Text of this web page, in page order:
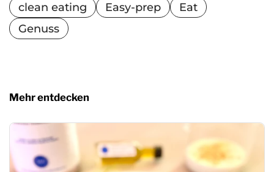
clean eating Easy-prep
Eat
Genuss
Mehr entdecken